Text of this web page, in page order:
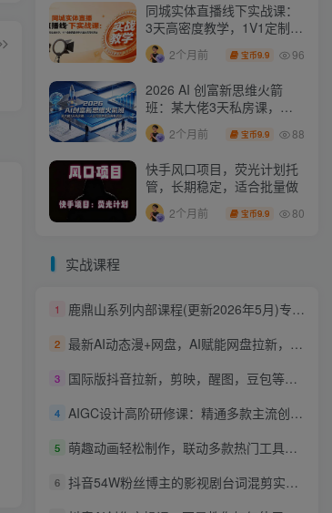
同城实体直播线下实战课：
3天高密度教学，1V1定制货
盘话术快速实现同城爆店
2个月前 宝币9.9 96
2026 AI 创富新思维火箭
班：某大佬3天私房课，一
人公司实体获客商机洞察
2个月前 宝币9.9 88
快手风口项目，荧光计划托
管，长期稳定，适合批量做
2个月前 宝币9.9 80
实战课程
1 鹿鼎山系列内部课程(更新2026年5月)专注缠论教学，行情分析、学习答疑、机会提示、实操讲解
2 最新AI动态漫+网盘，AI赋能网盘拉新，几秒一条拉爆收益
3 国际版抖音拉新，剪映，醒图，豆包等多玩法教程，长期可做的项目，轻松日入四位数，深度揭秘玩法，干就完了
4 AIGC设计高阶研修课：精通多款主流创作工具，从出图建模到模型训练全面进阶
5 萌趣动画轻松制作，联动多款热门工具实操，手把手打造可爱胖橘猫趣味动画
6 抖音54W粉丝博主的影视剧台词混剪实战课，解锁抖音伙伴计划+精选独家收益，新手零门槛上手